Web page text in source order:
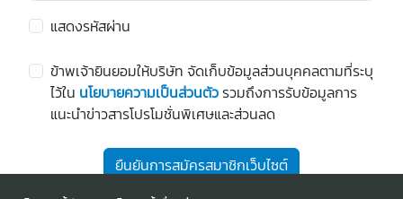
งาน
แสดงรหัสผ่าน
ข้าพเจ้ายินยอมให้บริษัท จัดเก็บข้อมูลส่วนบุคคลตามที่ระบุ
ไว้ใน นโยบายความเป็นส่วนตัวรวมถึงการรับข้อมูลการ
แนะนำข่าวสารโปรโมชั่นพิเศษและส่วนลด
ยืนยันการสมัครสมาชิกเว็บไซต์